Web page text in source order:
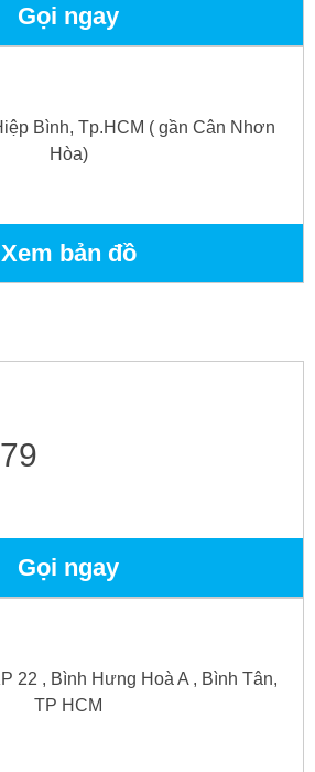
Gọi ngay
Bình, Tp.HCM ( gần Cân Nhơn
Hòa)
Xem bản đồ
Gọi ngay
22 , Bình Hưng Hoà A , Bình Tân,
TP HCM